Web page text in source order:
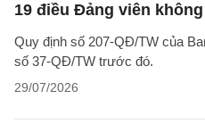
19 điều Đảng viên
Quy định số 207-QĐ/TW của
số 37-QĐ/TW trước đó.
29/07/2026